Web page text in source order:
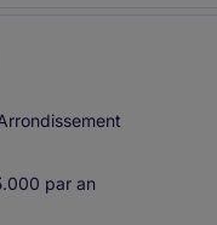
par an